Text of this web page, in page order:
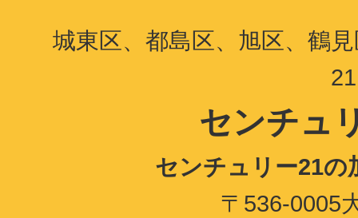
城東区、都島区、旭区、鶴
センチュ
センチュリー21の
〒536-0005